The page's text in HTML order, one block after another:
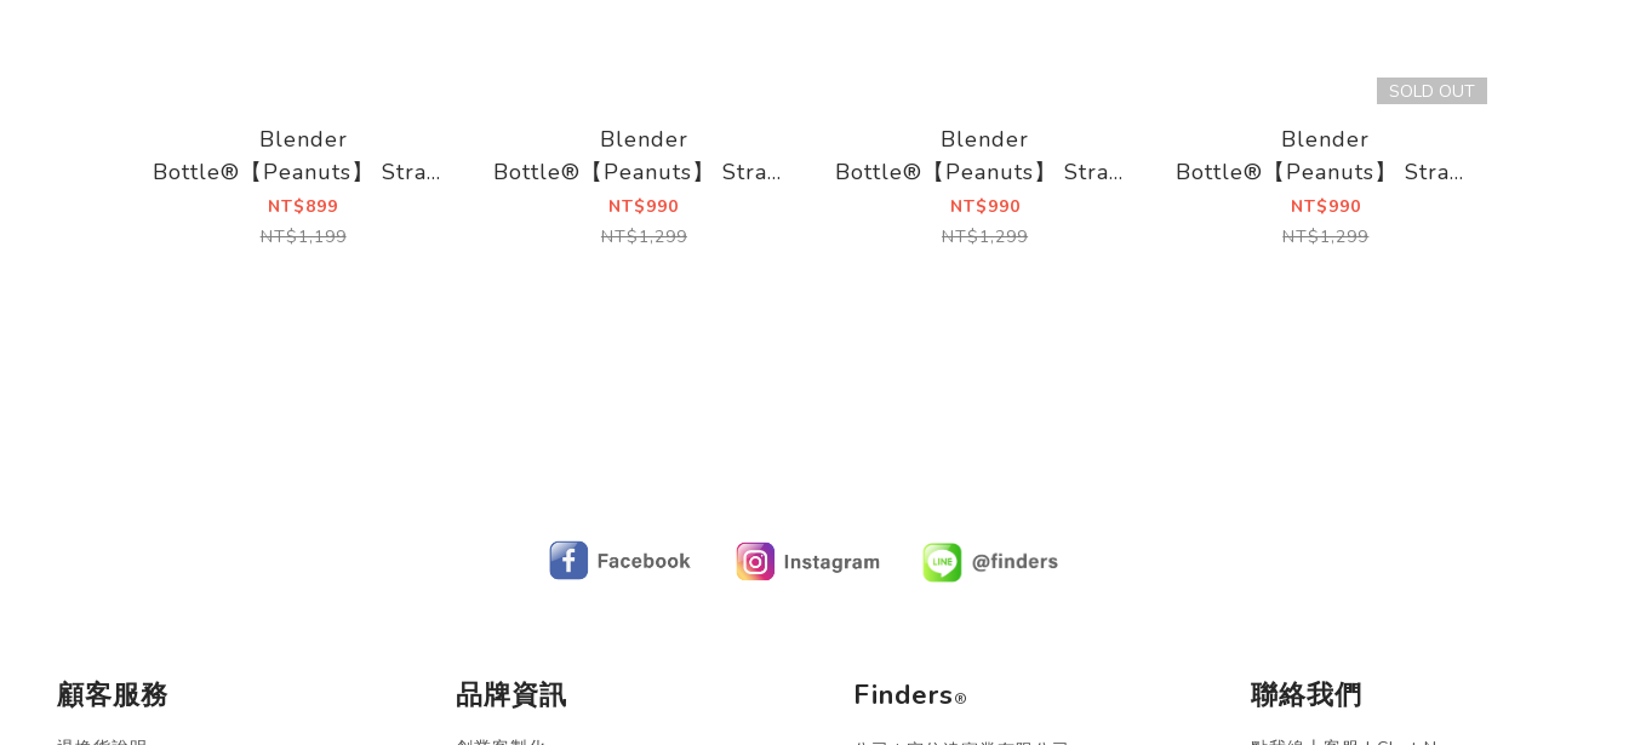
Blender
Bottle®【Peanuts】 Strada
Sleek
NT$899
NT$1,199
Blender
Bottle®【Peanuts】 Strada
Sleek
NT$990
NT$1,299
Blender
Bottle®【Peanuts】 Strada
Sleek
NT$990
NT$1,299
SOLD OUT
Blender
Bottle®【Peanuts】 Strada
Sleek
NT$990
NT$1,299
顧客服務 品牌資訊 Finders® 聯絡我們